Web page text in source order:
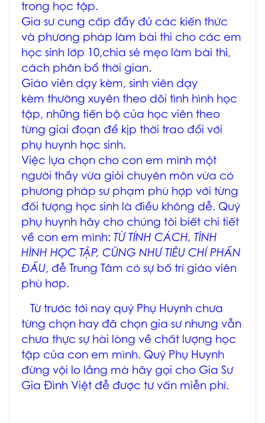
trong học tập.
Gia sư cung cấp đầy đủ các kiến thức
và phương pháp làm bài thi cho các em
học sinh lớp 10,chia sẻ mẹo làm bài thi,
cách phân bổ thời gian.
Giáo viên dạy kèm, sinh viên dạy
kèm thường xuyên theo dõi tình hình học
tập, những tiến bộ của học viên theo
từng giai đoạn để kịp thời trao đổi với
phụ huynh học sinh.
Việc lựa chọn cho con em mình một
người thầy vừa giỏi chuyên môn vừa có
phương pháp sư phạm phù hợp với từng
đối tượng học sinh là điều không dễ. Quý
phụ huynh hãy cho chúng tôi biết chi tiết
về con em mình: TỪ TÍNH CÁCH, TÌNH
HÌNH HỌC TẬP, CŨNG NHƯ TIÊU CHÍ PHẤN
ĐẤU, đễ Trung Tâm có sự bố trí giáo viên
phù hơp.
Từ trước tới nay quý Phụ Huynh chưa
từng chọn hay đã chọn gia sư nhưng vẫn
chưa thực sự hài lòng về chất lượng học
tập của con em mình. Quý Phụ Huynh
đừng vội lo lắng mà hãy gọi cho Gia Sư
Gia Đình Việt đễ được tư vấn miễn phí.